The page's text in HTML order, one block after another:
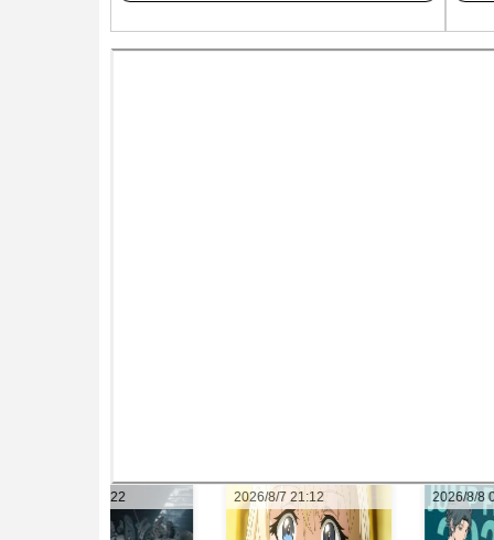
2026/8/8 05:12 2026/8/8
2026/8/7 21:12